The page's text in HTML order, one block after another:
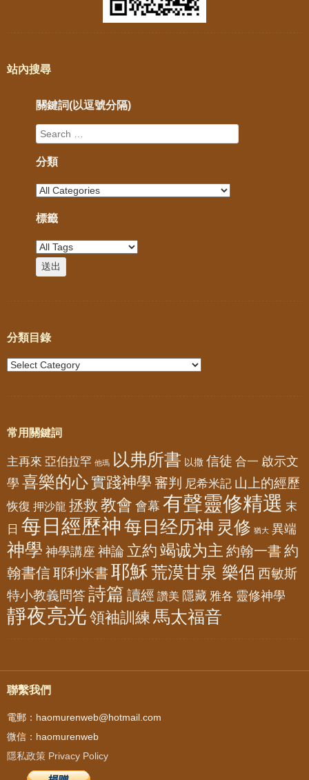
站內搜尋
關鍵詞(以逗號分隔)
分類
標籤
分類目錄
常用關鍵詞
主再來 亞伯拉罕 他瑪 以弗所書 以撒 信徒 合一 啟示文
學 喜樂的心實踐神學 審判 尼希米記 山上的經歷
恢復 押沙龍 拯救 教會 會幕 有聲靈修精選 末
日 每日經歷神 每日经历神 灵修 猶大 異端
神學 神學講座 神論 立約 竭诚为主 約翰一書 約
翰書信耶利米書 耶穌荒漠甘泉 樂侶 西敏斯
特小教義問答詩篇 讀經 讚美 隱藏 雅各 靈修神學
靜夜亮光 領袖訓練 馬太福音
聯繫我們
電郵：haomurenweb@hotmail.com
微信：haomurenweb
隱私政策 Privacy Policy